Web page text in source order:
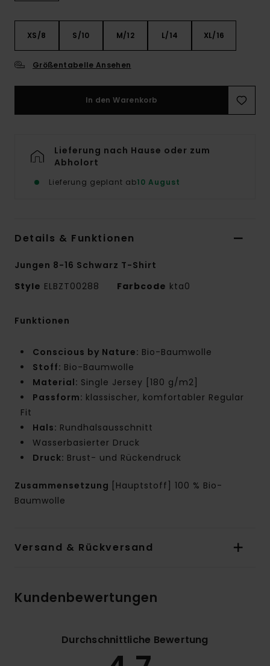
XS/8 S/10 M/12 L/14 XL/16
Größentabelle Ansehen
In den Warenkorb
Lieferung nach Hause oder zum
Abholort
Lieferung geplant ab10 August
Details & Funktionen
Jungen 8-16 Schwarz T-Shirt
Style ELBZT00288 Farbcode kta0
Funktionen
Conscious by Nature: Bio-Baumwolle
Stoff: Bio-Baumwolle
Material: Single Jersey [180 g/m2]
Passform: klassischer, komfortabler Regular
Fit
Hals: Rundhalsausschnitt
Wasserbasierter Druck
Druck: Brust- und Rückendruck
Zusammensetzung
[Hauptstoff] 100 % Bio-
Baumwolle
Versand & Rückversand
Kundenbewertungen
Durchschnittliche Bewertung